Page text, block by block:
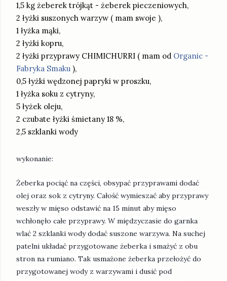
1,5 kg żeberek trójkąt - żeberek pieczeniowych,
2 łyżki suszonych warzyw ( mam swoje ),
1 łyżka mąki,
2 łyżki kopru,
2 łyżki przyprawy CHIMICHURRI ( mam od Organic -
Fabryka Smaku ),
0,5 łyżki wędzonej papryki w proszku,
1 łyżka soku z cytryny,
5 łyżek oleju,
2 czubate łyżki śmietany 18 %,
2,5 szklanki wody
wykonanie:
Żeberka pociąć na części, obsypać przyprawami dodać
olej oraz sok z cytryny. Całość wymieszać aby przyprawy
weszły w mięso odstawić na 15 minut aby mięso
wchłonęło całe przyprawy. W międzyczasie do garnka
wlać 2 szklanki wody dodać suszone warzywa. Na suchej
patelni układać przygotowane żeberka i smażyć z obu
stron na rumiano. Tak usmażone żeberka przełożyć do
przygotowanej wody z warzywami i dusić pod